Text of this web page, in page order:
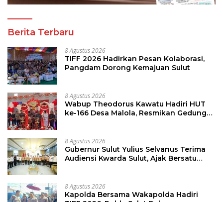
Berita Terbaru
8 Agustus 2026
TIFF 2026 Hadirkan Pesan Kolaborasi,
Pangdam Dorong Kemajuan Sulut
8 Agustus 2026
Wabup Theodorus Kawatu Hadiri HUT
ke-166 Desa Malola, Resmikan Gedung
8 Agustus 2026
Gubernur Sulut Yulius Selvanus Terima
Audiensi Kwarda Sulut, Ajak Bersatu
8 Agustus 2026
Kapolda Bersama Wakapolda Hadiri